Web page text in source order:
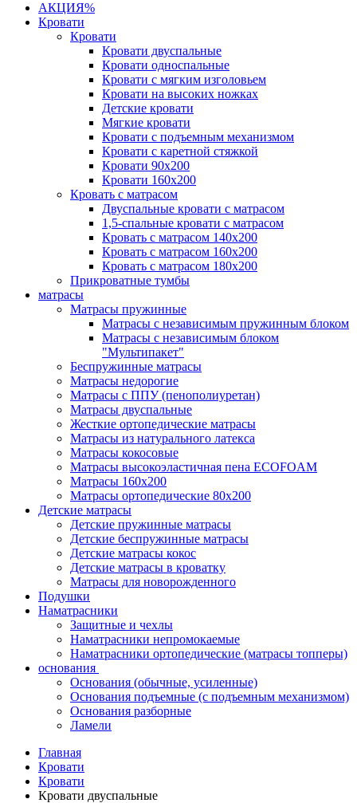
АКЦИЯ%
Кровати
Кровати
Кровати двуспальные
Кровати односпальные
Кровати с мягким изголовьем
Кровати на высоких ножках
Детские кровати
Мягкие кровати
Кровати с подъемным механизмом
Кровати с каретной стяжкой
Кровати 90х200
Кровати 160х200
Кровать с матрасом
Двуспальные кровати с матрасом
1,5-спальные кровати с матрасом
Кровать с матрасом 140х200
Кровать с матрасом 160х200
Кровать с матрасом 180х200
Прикроватные тумбы
матрасы
Матрасы пружинные
Матрасы с независимым пружинным блоком
Матрасы с независимым блоком
"Мультипакет"
Беспружинные матрасы
Матрасы недорогие
Матрасы с ППУ (пенополиуретан)
Матрасы двуспальные
Жесткие ортопедические матрасы
Матрасы из натурального латекса
Матрасы кокосовые
Матрасы высокоэластичная пена ECOFOAM
Матрасы 160х200
Матрасы ортопедические 80х200
Детские матрасы
Детские пружинные матрасы
Детские беспружинные матрасы
Детские матрасы кокос
Детские матрасы в кроватку
Матрасы для новорожденного
Подушки
Наматрасники
Защитные и чехлы
Наматрасники непромокаемые
Наматрасники ортопедические (матрасы топперы)
основания
Основания (обычные, усиленные)
Основания подъемные (с подъемным механизмом)
Основания разборные
Ламели
Главная
Кровати
Кровати
Кровати двуспальные